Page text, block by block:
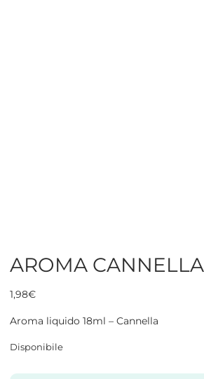
AROMA
1,98€
Aroma liquido 18ml – Cannella
Disponibile